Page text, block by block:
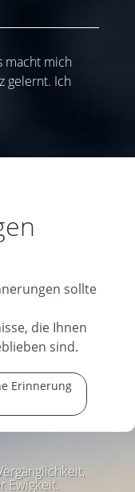
macht mich
gelernt. Ich
sollte
die Ihnen
sind.
Erinnerung
Ewigkeit.